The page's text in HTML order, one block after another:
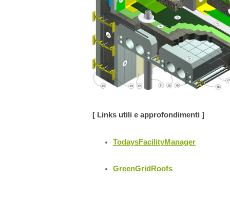
[ Links utili e approfondimenti ]
TodaysFacilityManager
GreenGridRoofs